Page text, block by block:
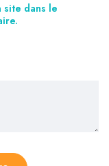
site dans le